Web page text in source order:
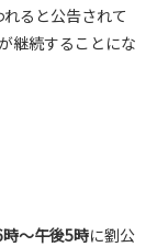
ると公告されて
継続することにな
〜午後5時に劉公